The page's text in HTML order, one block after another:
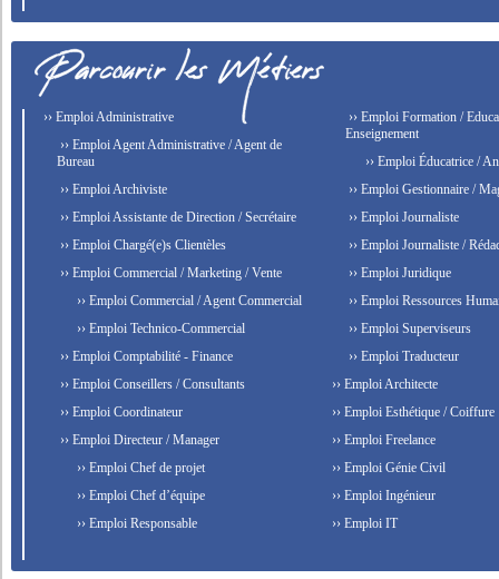
›› Emploi Administrative
›› Emploi Agent Administrative / Agent de
Bureau
›› Emploi Archiviste
›› Emploi Assistante de Direction / Secrétaire
›› Emploi Chargé(e)s Clientèles
›› Emploi Commercial / Marketing / Vente
›› Emploi Commercial / Agent Commercial
›› Emploi Technico-Commercial
›› Emploi Comptabilité - Finance
›› Emploi Conseillers / Consultants
›› Emploi Coordinateur
›› Emploi Directeur / Manager
›› Emploi Chef de projet
›› Emploi Chef d’équipe
›› Emploi Responsable
›› Emploi Formation /
Enseignement
›› Emploi Éducatrice /
›› Emploi Gestionnaire /
›› Emploi Journaliste
›› Emploi Journaliste /
›› Emploi Juridique
›› Emploi Ressources
›› Emploi Superviseurs
›› Emploi Traducteur
›› Emploi Architecte
›› Emploi Esthétique / Coiffure
›› Emploi Freelance
›› Emploi Génie Civil
›› Emploi Ingénieur
›› Emploi IT